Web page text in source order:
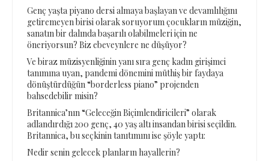
Genç yaşta piyano dersi almaya başlayan ve devamlılığını
getiremeyen birisi olarak soruyorum çocukların müziğin,
sanatın bir dalında başarılı olabilmeleri için ne
öneriyorsun? Biz ebeveynlere ne düşüyor?
Ve biraz müzisyenliğinin yanı sıra genç kadın girişimci
tanımına uyan, pandemi dönemini müthiş bir faydaya
dönüştürdüğün “borderless piano” projenden
bahsedebilir misin?
Britannica’nın “Geleceğin Biçimlendiricileri” olarak
adlandırdığı 200 genç, 40 yaş altı insandan birisi seçildin.
Britannica, bu seçkinin tanıtımını ise şöyle yaptı:
Nedir senin gelecek planların hayallerin?